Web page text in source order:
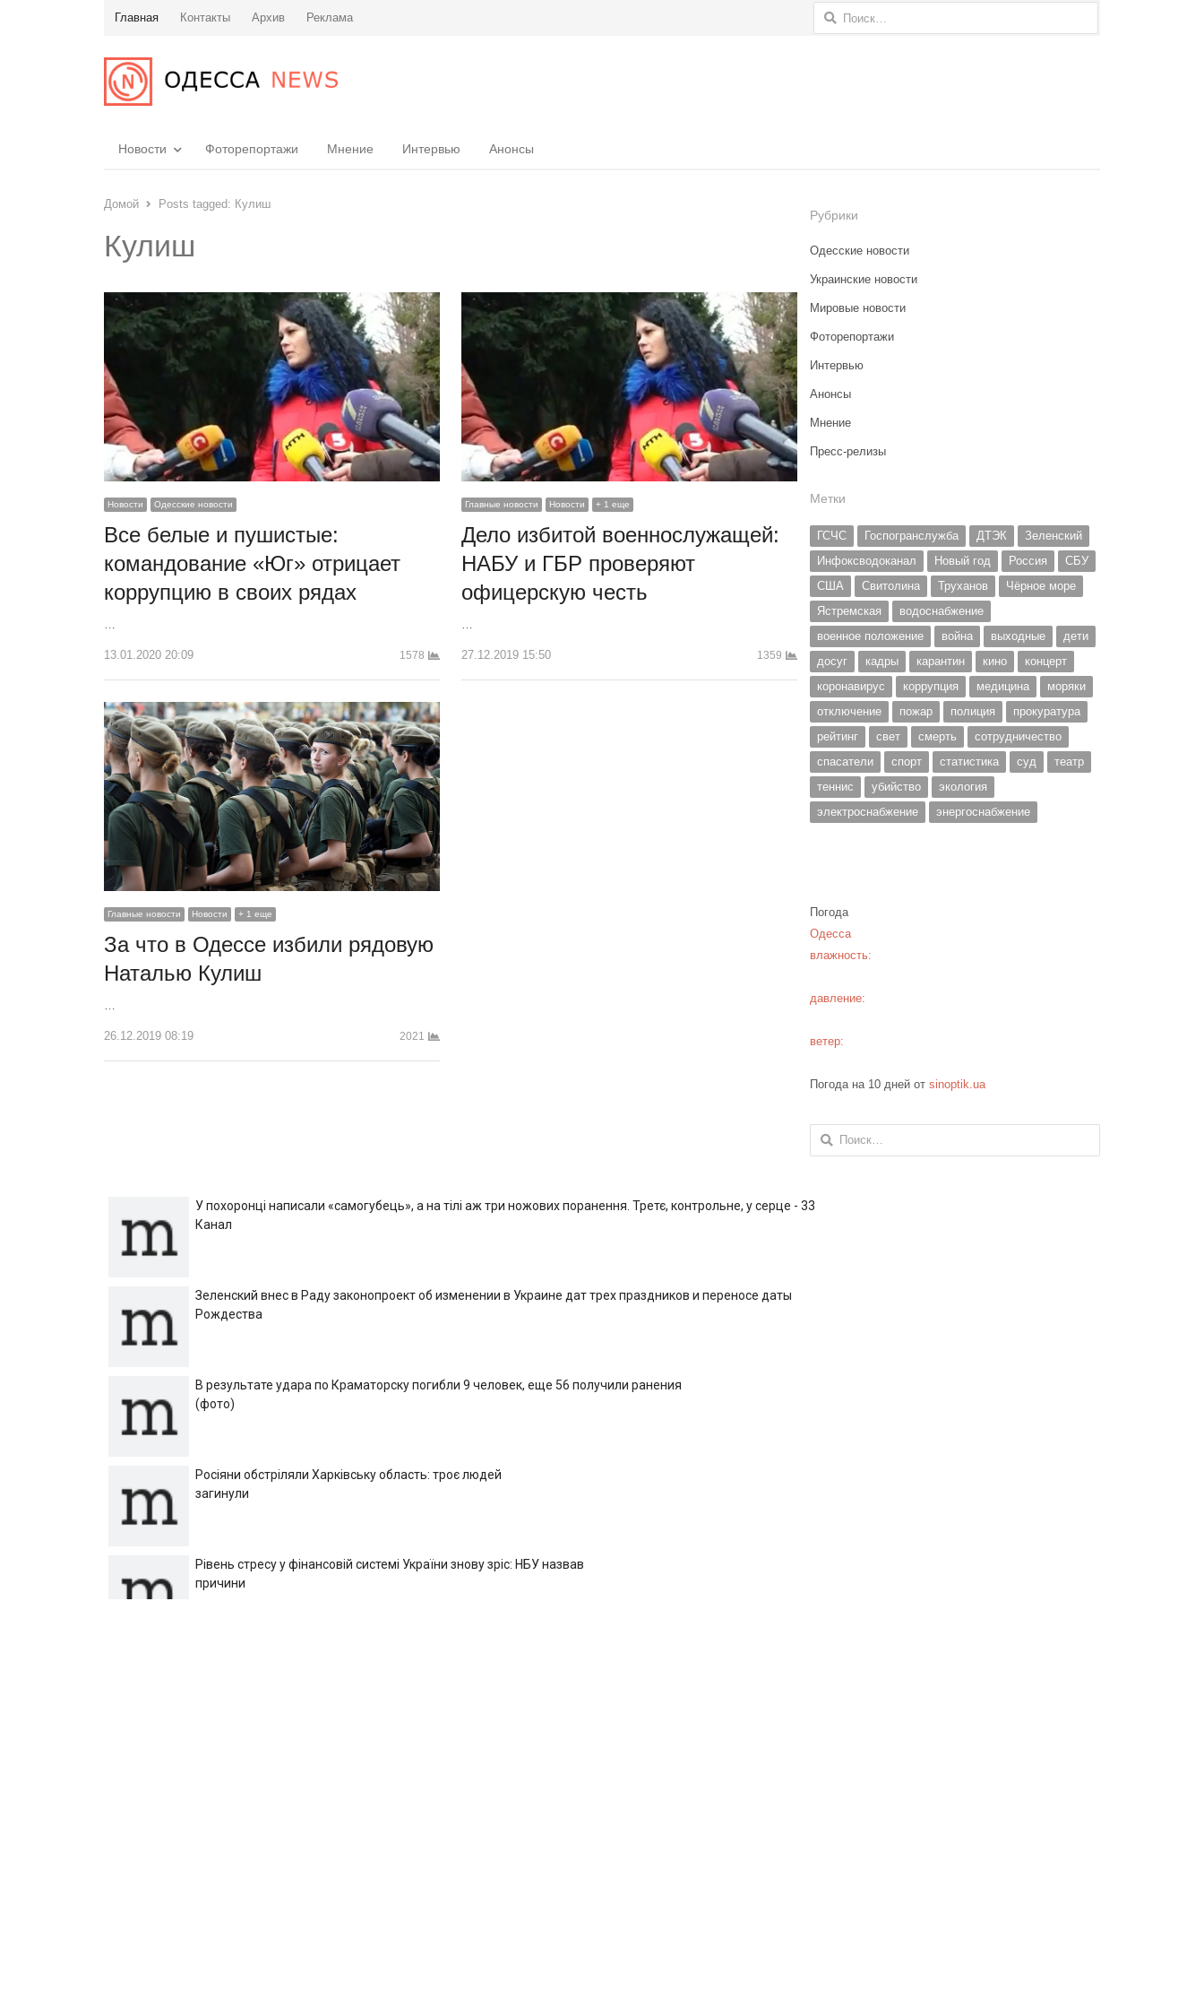
Главная Контакты Архив Реклама Найти:
Новости Фоторепортажи Мнение Интервью Анонсы
Домой Posts tagged: Кулиш
Кулиш
Новости Одесские новости
Все белые и пушистые:
командование «Юг» отрицает
коррупцию в своих рядах
13.01.2020 20:09 1578
Главные новости Новости + 1 еще
Дело избитой военнослужащей:
НАБУ и ГБР проверяют
офицерскую честь
27.12.2019 15:50 1359
Главные новости Новости + 1 еще
За что в Одессе избили рядовую
Наталью Кулиш
26.12.2019 08:19 2021
Рубрики
Одесские новости
Украинские новости
Мировые новости
Фоторепортажи
Интервью
Анонсы
Мнение
Пресс-релизы
Метки
ГСЧС Госпогранслужба ДТЭК
Зеленский
Инфоксводоканал
Новый год Россия
СБУ
США
Свитолина Труханов
Чёрное море
Ястремская
водоснабжение
военное положение
война выходные
дети
досуг
кадры карантин кино
концерт
коронавирус
коррупция медицина
моряки
отключение
пожар полиция
прокуратура
рейтинг
свет смерть
сотрудничество
спасатели
спорт статистика суд
театр
теннис
убийство
экология
электроснабжение
энергоснабжение
Погода
Одесса
влажность:
давление:
ветер:
Погода на 10 дней отsinoptik.ua
Найти:
У похоронці написали «самогубець», а на тілі аж три ножових поранення. Третє, контрольне, у серце - 33
Канал
Зеленский внес в Раду законопроект об изменении в Украине дат трех праздников и переносе даты
Рождества
В результате удара по Краматорску погибли 9 человек, еще 56 получили ранения
(фото)
Росіяни обстріляли Харківську область: троє людей
загинули
Рівень стресу у фінансовій системі України знову зріс: НБУ назвав
причини